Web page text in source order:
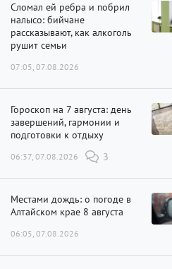
Сломал ей ребра и побрил
налысо: бийчане
рассказывают, как алкоголь
рушит семьи
07:05, 07.08.2026
Гороскоп на 7 августа: день
завершений, гармонии и
подготовки к отдыху
06:37, 07.08.2026 3
Местами дождь: о погоде в
Алтайском крае 8 августа
06:05, 07.08.2026